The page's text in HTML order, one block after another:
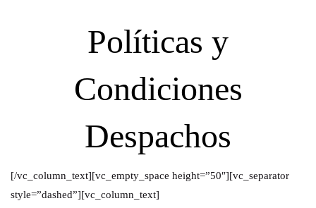
Políticas y
Condiciones
Despachos
[/vc_column_text][vc_empty_space height=”50″][vc_separator
style=”dashed”][vc_column_text]